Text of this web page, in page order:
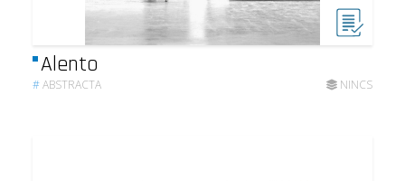
Alento
#ABSTRACTA NINCS